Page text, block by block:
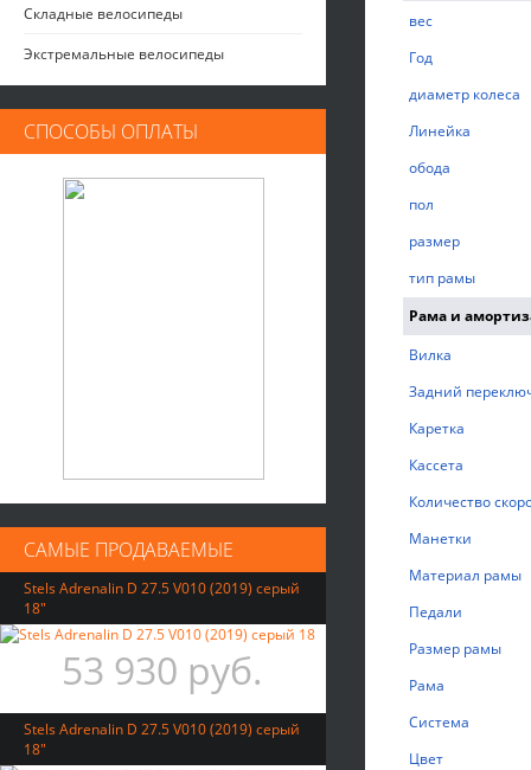
Складные велосипеды
Экстремальные велосипеды
СПОСОБЫ ОПЛАТЫ
САМЫЕ ПРОДАВАЕМЫЕ
Stels Adrenalin D 27.5 V010 (2019) серый
18"
53 930 руб.
Stels Adrenalin D 27.5 V010 (2019) серый
18"
вес
Год
диаметр колеса
Линейка
обода
пол
размер
тип рамы
Рама и
Вилка
Задний
Каретка
Кассета
Количество
Манетки
Материал рамы
Педали
Размер рамы
Рама
Система
Цвет